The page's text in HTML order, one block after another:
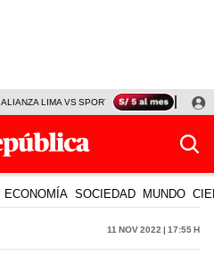
ALIANZA LIMA VS SPORT BOYS JORGE
ECONOMÍA SOCIEDAD MUNDO
11 Nov 2022 | 17:55 h